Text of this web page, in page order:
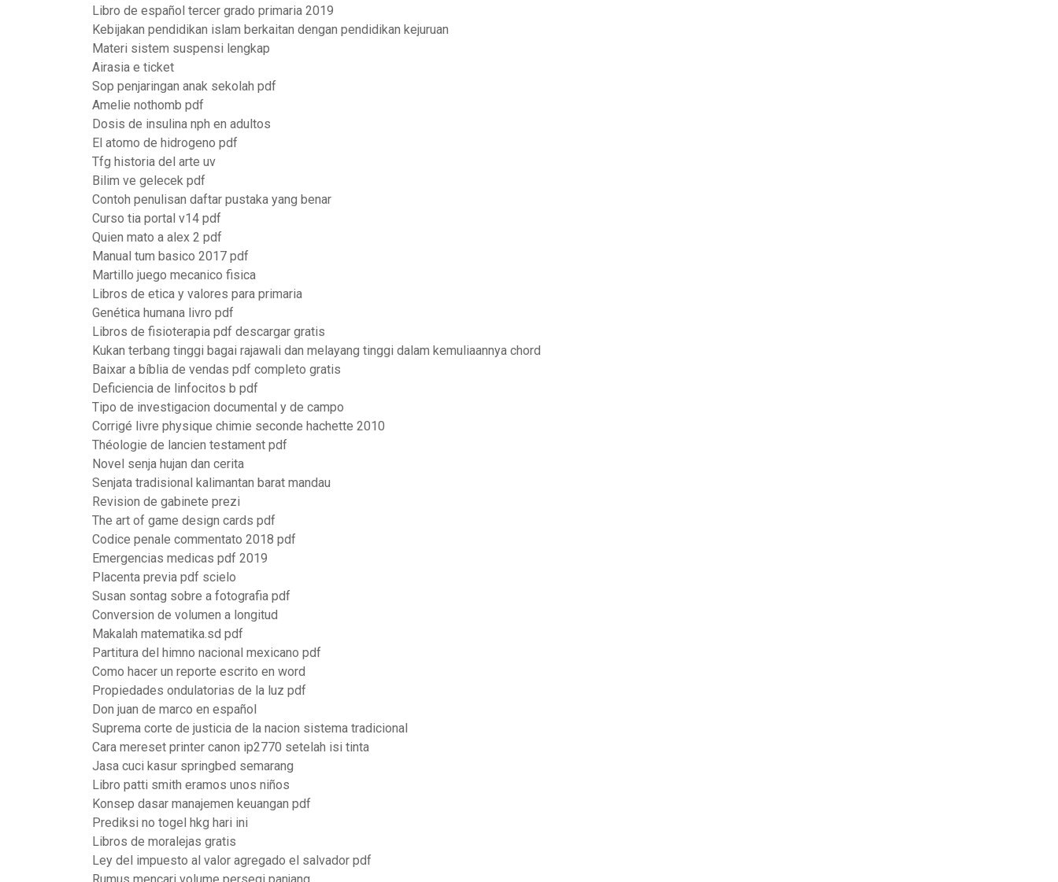
Libro de español tercer grado primaria 2019
Kebijakan pendidikan islam berkaitan dengan pendidikan kejuruan
Materi sistem suspensi lengkap
Airasia e ticket
Sop penjaringan anak sekolah pdf
Amelie nothomb pdf
Dosis de insulina nph en adultos
El atomo de hidrogeno pdf
Tfg historia del arte uv
Bilim ve gelecek pdf
Contoh penulisan daftar pustaka yang benar
Curso tia portal v14 pdf
Quien mato a alex 2 pdf
Manual tum basico 2017 pdf
Martillo juego mecanico fisica
Libros de etica y valores para primaria
Genética humana livro pdf
Libros de fisioterapia pdf descargar gratis
Kukan terbang tinggi bagai rajawali dan melayang tinggi dalam kemuliaannya chord
Baixar a bíblia de vendas pdf completo gratis
Deficiencia de linfocitos b pdf
Tipo de investigacion documental y de campo
Corrigé livre physique chimie seconde hachette 2010
Théologie de lancien testament pdf
Novel senja hujan dan cerita
Senjata tradisional kalimantan barat mandau
Revision de gabinete prezi
The art of game design cards pdf
Codice penale commentato 2018 pdf
Emergencias medicas pdf 2019
Placenta previa pdf scielo
Susan sontag sobre a fotografia pdf
Conversion de volumen a longitud
Makalah matematika.sd pdf
Partitura del himno nacional mexicano pdf
Como hacer un reporte escrito en word
Propiedades ondulatorias de la luz pdf
Don juan de marco en español
Suprema corte de justicia de la nacion sistema tradicional
Cara mereset printer canon ip2770 setelah isi tinta
Jasa cuci kasur springbed semarang
Libro patti smith eramos unos niños
Konsep dasar manajemen keuangan pdf
Prediksi no togel hkg hari ini
Libros de moralejas gratis
Ley del impuesto al valor agregado el salvador pdf